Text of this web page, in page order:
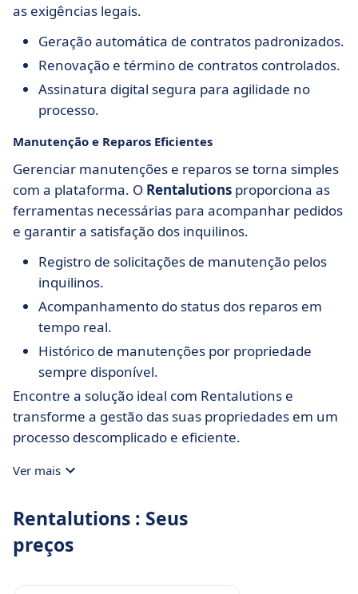
as exigências legais.
Geração automática de contratos padronizados.
Renovação e término de contratos controlados.
Assinatura digital segura para agilidade no
processo.
Manutenção e Reparos Eficientes
Gerenciar manutenções e reparos se torna simples
com a plataforma. O Rentalutions proporciona as
ferramentas necessárias para acompanhar pedidos
e garantir a satisfação dos inquilinos.
Registro de solicitações de manutenção pelos
inquilinos.
Acompanhamento do status dos reparos em
tempo real.
Histórico de manutenções por propriedade
sempre disponível.
Encontre a solução ideal com Rentalutions e
transforme a gestão das suas propriedades em um
processo descomplicado e eficiente.
Ver mais
Rentalutions : Seus
preços